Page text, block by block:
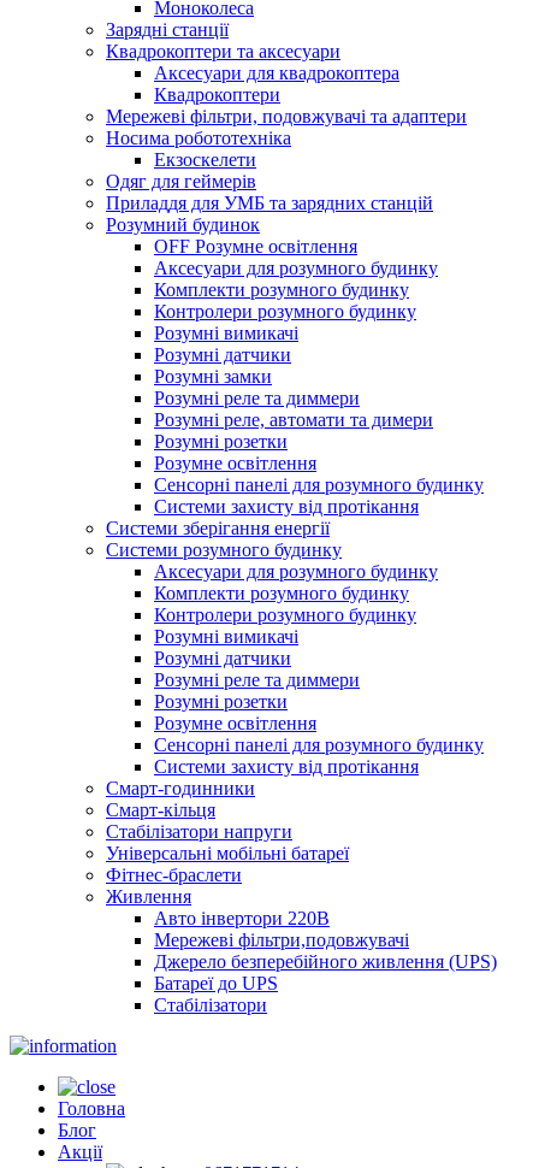
Моноколеса
Зарядні станції
Квадрокоптери та аксесуари
Аксесуари для квадрокоптера
Квадрокоптери
Мережеві фільтри, подовжувачі та адаптери
Носима робототехніка
Екзоскелети
Одяг для геймерів
Приладдя для УМБ та зарядних станцій
Розумний будинок
OFF Розумне освітлення
Аксесуари для розумного будинку
Комплекти розумного будинку
Контролери розумного будинку
Розумні вимикачі
Розумні датчики
Розумні замки
Розумні реле та диммери
Розумні реле, автомати та димери
Розумні розетки
Розумне освітлення
Сенсорні панелі для розумного будинку
Системи захисту від протікання
Системи зберігання енергії
Системи розумного будинку
Аксесуари для розумного будинку
Комплекти розумного будинку
Контролери розумного будинку
Розумні вимикачі
Розумні датчики
Розумні реле та диммери
Розумні розетки
Розумне освітлення
Сенсорні панелі для розумного будинку
Системи захисту від протікання
Смарт-годинники
Смарт-кільця
Стабілізатори напруги
Універсальні мобільні батареї
Фітнес-браслети
Живлення
Авто інвертори 220В
Мережеві фільтри,подовжувачі
Джерело безперебійного живлення (UPS)
Батареї до UPS
Стабілізатори
Головна
Блог
Акції